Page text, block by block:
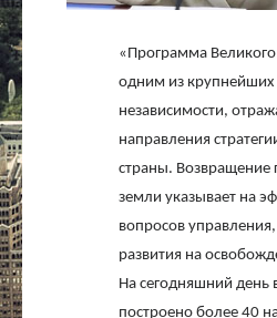
«Программа
одним из крупнейших
независимости,
направления
страны. Возвращение
земли указывает на
вопросов
развития на
На сегодняшний день
построено более 40